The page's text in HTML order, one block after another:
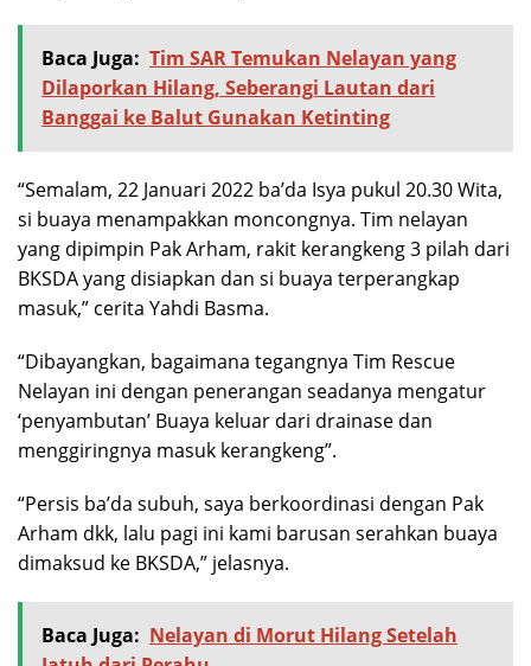
Baca Juga: Tim SAR Temukan Nelayan yang
Dilaporkan Hilang, Seberangi Lautan dari
Banggai ke Balut Gunakan Ketinting
“Semalam, 22 Januari 2022 ba’da Isya pukul 20.30 Wita,
si buaya menampakkan moncongnya. Tim nelayan
yang dipimpin Pak Arham, rakit kerangkeng 3 pilah dari
BKSDA yang disiapkan dan si buaya terperangkap
masuk,” cerita Yahdi Basma.
“Dibayangkan, bagaimana tegangnya Tim Rescue
Nelayan ini dengan penerangan seadanya mengatur
‘penyambutan’ Buaya keluar dari drainase dan
menggiringnya masuk kerangkeng”.
“Persis ba’da subuh, saya berkoordinasi dengan Pak
Arham dkk, lalu pagi ini kami barusan serahkan buaya
dimaksud ke BKSDA,” jelasnya.
Baca Juga: Nelayan di Morut Hilang Setelah